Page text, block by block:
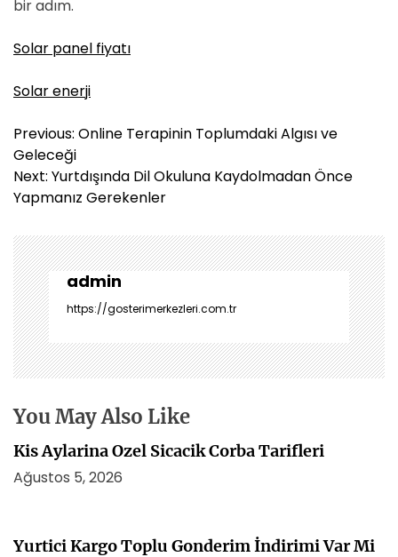
bir adım.
Solar panel fiyatı
Solar enerji
Y
a
z
ı
e
z
i
n
m
e
s
Previous: Online Terapinin Toplumdaki Algısı ve
Geleceği
Next: Yurtdışında Dil Okuluna Kaydolmadan Önce
Yapmanız Gerekenler
admin
https://gosterimerkezleri.com.tr
You May Also Like
Kis Aylarina Ozel Sicacik Corba Tarifleri
Ağustos 5, 2026
Yurtici Kargo Toplu Gonderim İndirimi Var Mi